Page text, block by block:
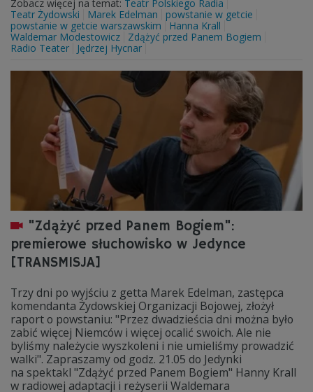
Zobacz więcej na temat: Teatr Polskiego Radia
Teatr Żydowski
Marek Edelman
powstanie w getcie
powstanie w getcie warszawskim
Hanna Krall
Waldemar Modestowicz
Zdążyć przed Panem Bogiem
Radio Teater
Jędrzej Hycnar
"Zdążyć przed Panem Bogiem":
premierowe słuchowisko w Jedynce
[TRANSMISJA]
Trzy dni po wyjściu z getta Marek Edelman, zastępca
komendanta Żydowskiej Organizacji Bojowej, złożył
raport o powstaniu: "Przez dwadzieścia dni można było
zabić więcej Niemców i więcej ocalić swoich. Ale nie
byliśmy należycie wyszkoleni i nie umieliśmy prowadzić
walki". Zapraszamy od godz. 21.05 do Jedynki
na spektakl "Zdążyć przed Panem Bogiem" Hanny Krall
w radiowej adaptacji i reżyserii Waldemara